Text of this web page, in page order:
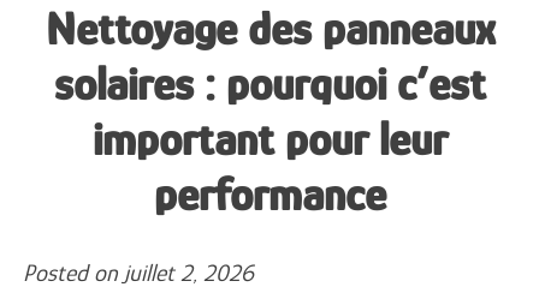
Nettoyage des panneaux
solaires : pourquoi c’est
important pour leur
performance
Posted on juillet 2, 2026